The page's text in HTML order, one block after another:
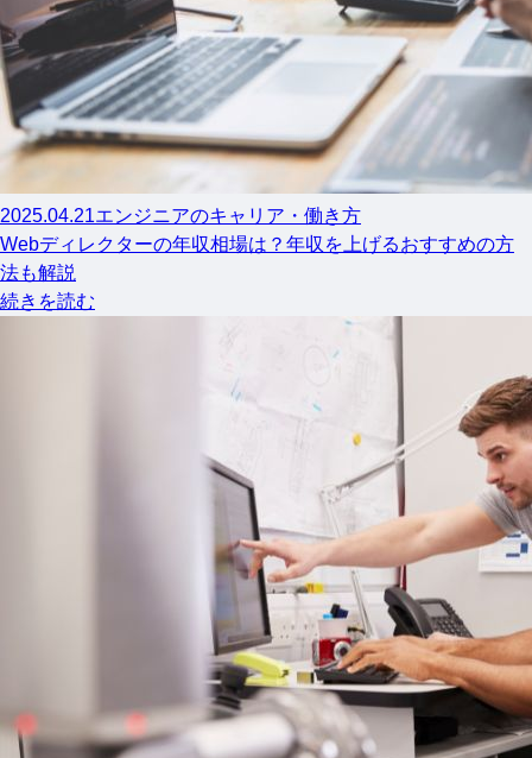
2025.04.21エンジニアのキャリア・働き方
Webディレクターの年収相場は？年収を上げるおすすめの方
法も解説
続きを読む